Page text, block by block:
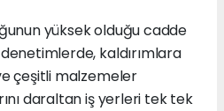
yüksek olduğu cadde
kaldırımlara
çeşitli malzemeler
daraltan iş yerleri tek tek